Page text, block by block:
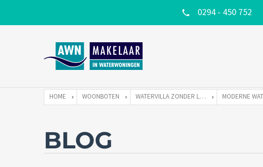
0294 - 450 752
HOME WOONBOTEN WATERVILLA ZONDER LIGPLAATS
BLOG